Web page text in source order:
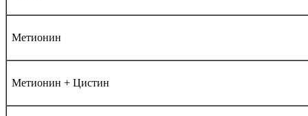
Метионин
Метионин + Цистин